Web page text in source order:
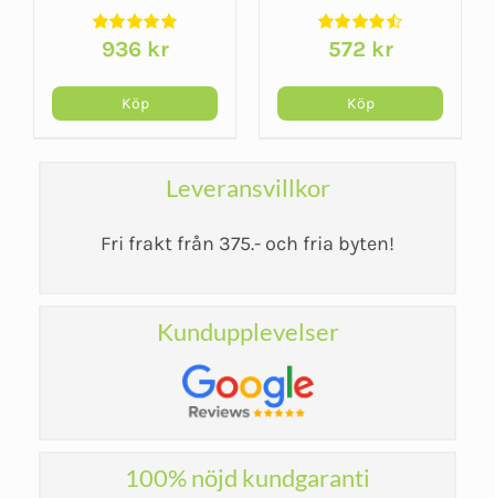
Ergonomisk
Ståmatta |
JobOut
936 kr
Köp
Sacroiliac Belt
572 kr
Köp
Leveransvillkor
Fri frakt från 375.- och fria byten!
Kundupplevelser
100% nöjd kundgaranti